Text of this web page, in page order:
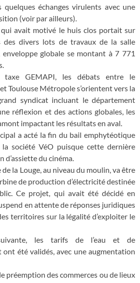
quelques échanges virulents avec une
(voir par ailleurs).
avait motivé le huis clos portait sur
des divers lots de travaux de la salle
enveloppe globale se montant à 7 771
taxe GEMAPI, les débats entre le
Toulouse Métropole s’orientent vers la
syndicat incluant le département
réflexion et des actions globales, les
impactant les résultats en aval.
a acté la fin du bail emphytéotique
société VéO puisque cette dernière
d’assiette du cinéma.
de la Louge, au niveau du moulin, va être
de production d’électricité destinée
Ce projet, qui avait été décidé en
en attente de réponses juridiques
territoires sur la légalité d’exploiter le
les tarifs de l’eau et de
ont été validés, avec une augmentation
préemption des commerces ou de lieux